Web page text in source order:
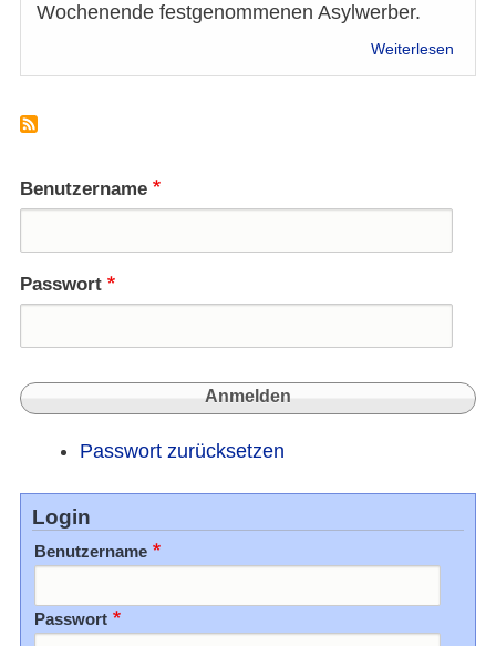
Wochenende festgenommenen Asylwerber.
Weiterlesen
Benutzername
Passwort
Passwort zurücksetzen
Login
Benutzername
Passwort